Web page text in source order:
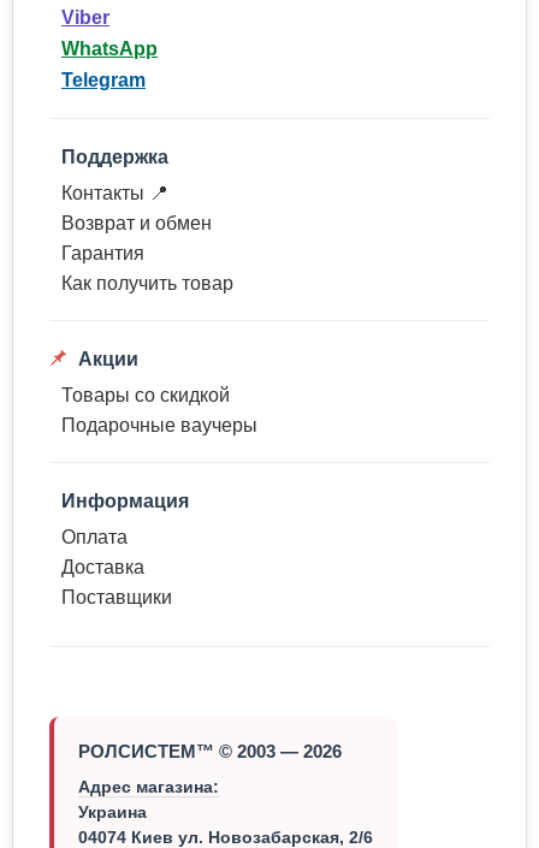
Viber
WhatsApp
Telegram
Поддержка
Контакты 📍
Возврат и обмен
Гарантия
Как получить товар
Акции
Товары со скидкой
Подарочные ваучеры
Информация
Оплата
Доставка
Поставщики
РОЛСИСТЕМ™ © 2003 — 2026
Адрес магазина:
Украина
04074 Киев ул. Новозабарская, 2/6